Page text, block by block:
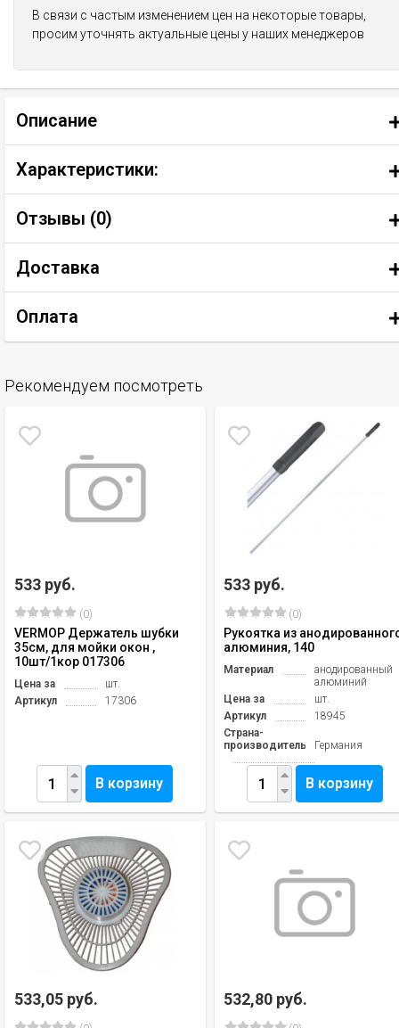
В связи с частым изменением цен на некоторые товары,
просим уточнять актуальные цены у наших менеджеров
Описание
Характеристики:
Отзывы (0)
Доставка
Оплата
Рекомендуем посмотреть
533 руб.
(0)
VERMOP Держатель шубки
35см, для мойки окон ,
10шт/1кор 017306
Цена за
шт.
Артикул
17306
В корзину
533 руб.
(0)
Рукоятка из
алюминия, 140
Материал
анодированный
алюминий
Цена за
шт.
Артикул
18945
Страна-
производитель
Германия
В корзину
533,05 руб. 532,80 руб.